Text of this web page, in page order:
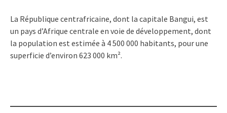
La République centrafricaine, dont la capitale Bangui, est
un pays d’Afrique centrale en voie de développement, dont
la population est estimée à 4 500 000 habitants, pour une
superficie d’environ 623 000 km².